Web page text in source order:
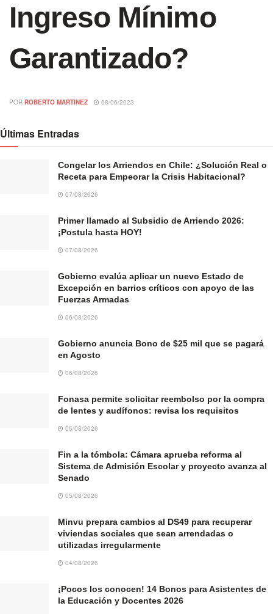
Ingreso Mínimo
Garantizado?
POR ROBERTO MARTINEZ 08/06/2023
Últimas Entradas
Congelar los Arriendos en Chile: ¿Solución Real o
Receta para Empeorar la Crisis Habitacional?
07/08/2026
Primer llamado al Subsidio de Arriendo 2026:
¡Postula hasta HOY!
07/08/2026
Gobierno evalúa aplicar un nuevo Estado de
Excepción en barrios críticos con apoyo de las
Fuerzas Armadas
06/08/2026
Gobierno anuncia Bono de $25 mil que se pagará
en Agosto
06/08/2026
Fonasa permite solicitar reembolso por la compra
de lentes y audífonos: revisa los requisitos
05/08/2026
Fin a la tómbola: Cámara aprueba reforma al
Sistema de Admisión Escolar y proyecto avanza al
Senado
05/08/2026
Minvu prepara cambios al DS49 para recuperar
viviendas sociales que sean arrendadas o
utilizadas irregularmente
04/08/2026
¡Pocos los conocen! 14 Bonos para Asistentes de
la Educación y Docentes 2026